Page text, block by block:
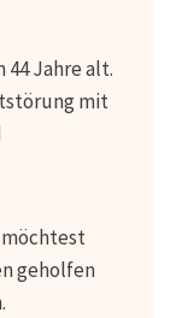
44 Jahre alt.
mit
möchtest
geholfen